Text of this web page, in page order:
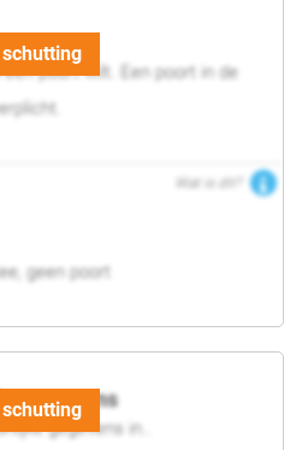
poort wilt. Een poort in de
Wat is dit?
geen poort
gegevens
gegevens in..